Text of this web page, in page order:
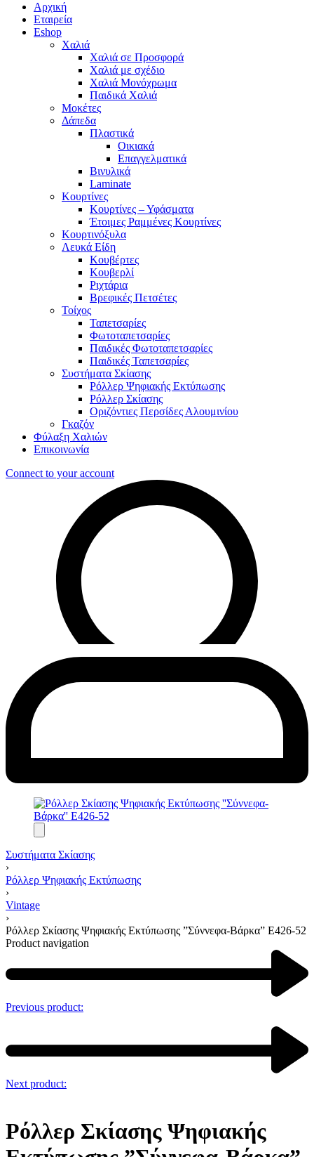
Αρχική
Εταιρεία
Eshop
Χαλιά
Χαλιά σε Προσφορά
Χαλιά με σχέδιο
Χαλιά Μονόχρωμα
Παιδικά Χαλιά
Μοκέτες
Δάπεδα
Πλαστικά
Οικιακά
Επαγγελματικά
Βινυλικά
Laminate
Κουρτίνες
Κουρτίνες – Υφάσματα
Έτοιμες Ραμμένες Κουρτίνες
Κουρτινόξυλα
Λευκά Είδη
Κουβέρτες
Κουβερλί
Ριχτάρια
Βρεφικές Πετσέτες
Τοίχος
Ταπετσαρίες
Φωτοταπετσαρίες
Παιδικές Φωτοταπετσαρίες
Παιδικές Ταπετσαρίες
Συστήματα Σκίασης
Ρόλλερ Ψηφιακής Εκτύπωσης
Ρόλλερ Σκίασης
Οριζόντιες Περσίδες Αλουμινίου
Γκαζόν
Φύλαξη Χαλιών
Επικοινωνία
Connect to your account
Συστήματα Σκίασης
›
Ρόλλερ Ψηφιακής Εκτύπωσης
›
Vintage
›
Ρόλλερ Σκίασης Ψηφιακής Εκτύπωσης ”Σύννεφα-Βάρκα” Ε426-52
Product navigation
Previous product:
Next product:
Ρόλλερ Σκίασης Ψηφιακής